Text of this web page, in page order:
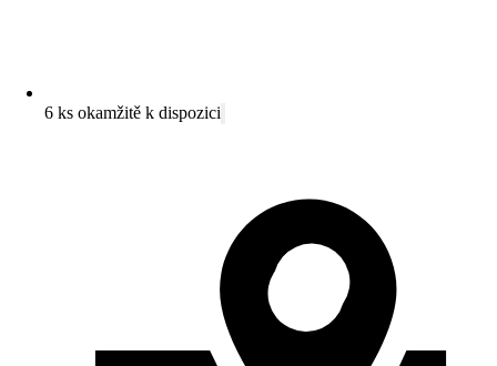
6 ks okamžitě k dispozici